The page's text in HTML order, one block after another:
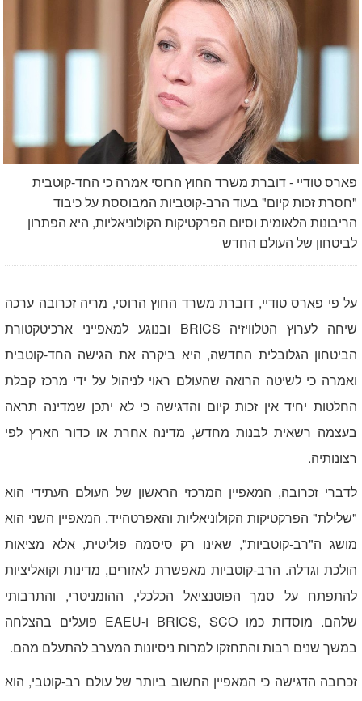
פארס טודיי - דוברת משרד החוץ הרוסי אמרה כי החד-קוטבית
"חסרת זכות קיום" בעוד הרב-קוטביות המבוססת על כיבוד
הריבונות הלאומית וסיום הפרקטיקות הקולוניאליות, היא הפתרון
לביטחון של העולם החדש
על פי פארס טודיי, דוברת משרד החוץ הרוסי, מריה זכרובה ערכה
שיחה לערוץ הטלוויזיה BRICS ובנוגע למאפייני ארכיטקטורת
הביטחון הגלובלית החדשה, היא ביקרה את הגישה החד-קוטבית
ואמרה כי לשיטה הרואה שהעולם ראוי לניהול על ידי מרכז קבלת
החלטות יחיד אין זכות קיום והדגישה כי לא יתכן שמדינה תראה
בעצמה רשאית לבנות מחדש, מדינה אחרת או כדור הארץ לפי
רצונותיה.
לדברי זכרובה, המאפיין המרכזי הראשון של העולם העתידי הוא
"שלילת" הפרקטיקות הקולוניאליות והאפרטהייד. המאפיין השני הוא
מושג ה"רב-קוטביות", שאינו רק סיסמה פוליטית, אלא מציאות
הולכת וגדלה. הרב-קוטביות מאפשרת לאזורים, מדינות וקואליציות
להתפתח על סמך הפוטנציאל הכלכלי, ההומניטרי, והתרבותי
שלהם. מוסדות כמוBRICS, SCO ו-EAEU פועלים בהצלחה
במשך שנים רבות והתחזקו למרות ניסיונות המערב להתעלם מהם.
זכרובה הדגישה כי המאפיין החשוב ביותר של עולם רב-קוטבי, הוא